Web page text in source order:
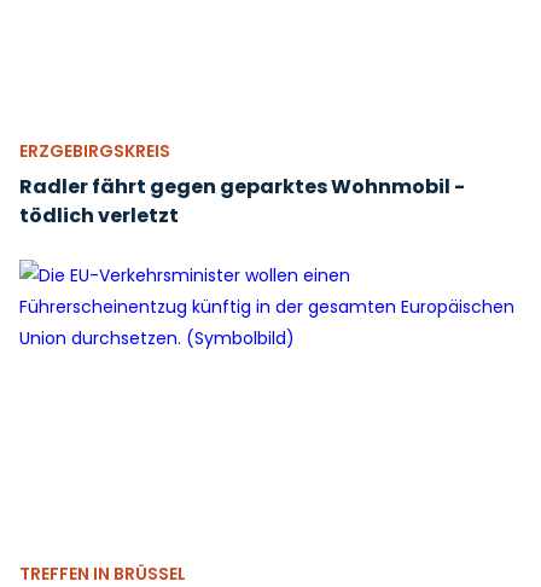
ERZGEBIRGSKREIS
Radler fährt gegen geparktes Wohnmobil -
tödlich verletzt
TREFFEN IN BRÜSSEL